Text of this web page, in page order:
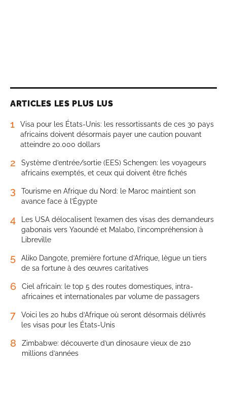
ARTICLES LES PLUS LUS
1
Visa pour les États-Unis: les ressortissants de ces 30 pays
africains doivent désormais payer une caution pouvant
atteindre 20.000 dollars
2
Système d’entrée/sortie (EES) Schengen: les voyageurs
africains exemptés, et ceux qui doivent être fichés
3
Tourisme en Afrique du Nord: le Maroc maintient son
avance face à l’Égypte
4
Les USA délocalisent l’examen des visas des demandeurs
gabonais vers Yaoundé et Malabo, l’incompréhension à
Libreville
5
Aliko Dangote, première fortune d’Afrique, lègue un tiers
de sa fortune à des œuvres caritatives
6
Ciel africain: le top 5 des routes domestiques, intra-
africaines et internationales par volume de passagers
7
Voici les 20 hubs d’Afrique où seront désormais délivrés
les visas pour les États-Unis
8
Zimbabwe: découverte d’un dinosaure vieux de 210
millions d’années